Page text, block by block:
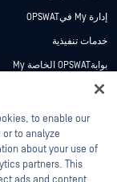
إدارة My فيOPSWAT
خدمات تنفيذية
بوابةOPSWAT الخاصة My
وثائق تقنية
دورات تدريبية
برنامج الثغرات الأمنية
الشركاء
to enable our
to analyze
about your use of
partners. This